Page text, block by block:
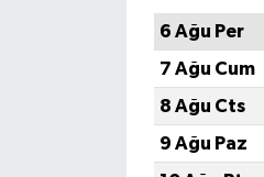
6 Ağu Per
7 Ağu Cum
8 Ağu Cts
9 Ağu Paz